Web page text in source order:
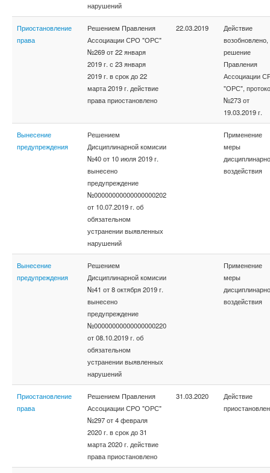
нарушений
Приостановление
права
Решением Правления
Ассоциации СРО "ОРС"
№269 от 22 января
2019 г. с 23 января
2019 г. в срок до 22
марта 2019 г. действие
права приостановлено
22.03.2019
Действие
возобновлено,
решение
Правления
Ассоциации
"ОРС",
№273 от
19.03.2019 г.
Вынесение
предупреждения
Решением
Дисциплинарной комисии
№40 от 10 июля 2019 г.
вынесено
предупреждение
№00000000000000000202
от 10.07.2019 г. об
обязательном
устранении выявленных
нарушений
Применение
меры
воздействия
Вынесение
предупреждения
Решением
Дисциплинарной комисии
№41 от 8 октября 2019 г.
вынесено
предупреждение
№00000000000000000220
от 08.10.2019 г. об
обязательном
устранении выявленных
нарушений
Применение
меры
воздействия
Приостановление
права
Решением Правления
Ассоциации СРО "ОРС"
№297 от 4 февраля
2020 г. в срок до 31
марта 2020 г. действие
права приостановлено
31.03.2020
Действие